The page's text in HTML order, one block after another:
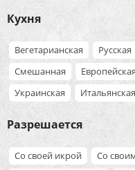
Кухня
Вегетарианская Русская
Смешанная
Европейская
Украинская
Итальянская
Разрешается
Со своей икрой
Со